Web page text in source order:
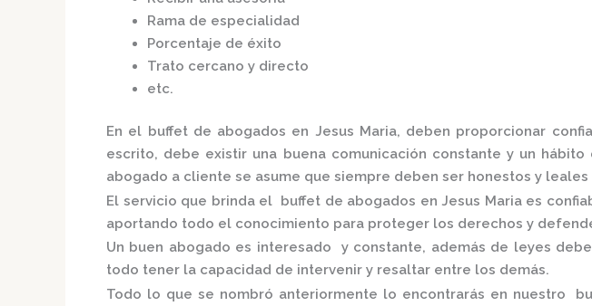
Rama de especialidad
Porcentaje de éxito
Trato cercano y directo
etc.
En el buffet de abogados en Jesus Maria, deben proporcionar
escrito, debe existir una buena comunicación constante y un
abogado a cliente se asume que siempre deben ser honestos y
El servicio que brinda el buffet de abogados en Jesus Maria es
aportando todo el conocimiento para proteger los derechos y
Un buen abogado es interesado y constante, además de leyes
todo tener la capacidad de intervenir y resaltar entre los demás.
Todo lo que se nombró anteriormente lo encontrarás en nuestro